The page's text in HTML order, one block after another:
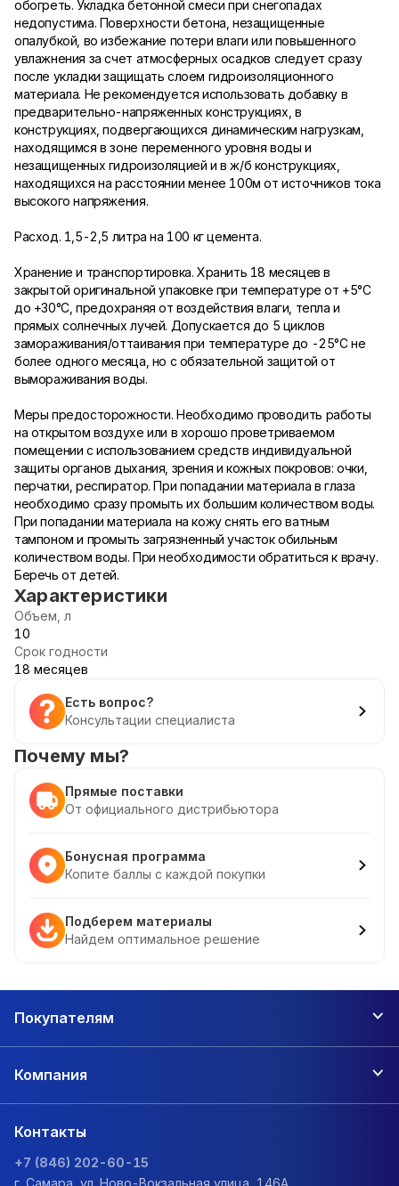
обогреть. Укладка бетонной смеси при снегопадах
недопустима. Поверхности бетона, незащищенные
опалубкой, во избежание потери влаги или повышенного
увлажнения за счет атмосферных осадков следует сразу
после укладки защищать слоем гидроизоляционного
материала. Не рекомендуется использовать добавку в
предварительно-напряженных конструкциях, в
конструкциях, подвергающихся динамическим нагрузкам,
находящимся в зоне переменного уровня воды и
незащищенных гидроизоляцией и в ж/б конструкциях,
находящихся на расстоянии менее 100м от источников тока
высокого напряжения.
Расход. 1,5-2,5 литра на 100 кг цемента.
Хранение и транспортировка. Хранить 18 месяцев в
закрытой оригинальной упаковке при температуре от +5°С
до +30°С, предохраняя от воздействия влаги, тепла и
прямых солнечных лучей. Допускается до 5 циклов
замораживания/оттаивания при температуре до -25°С не
более одного месяца, но с обязательной защитой от
вымораживания воды.
Меры предосторожности. Необходимо проводить работы
на открытом воздухе или в хорошо проветриваемом
помещении с использованием средств индивидуальной
защиты органов дыхания, зрения и кожных покровов: очки,
перчатки, респиратор. При попадании материала в глаза
необходимо сразу промыть их большим количеством воды.
При попадании материала на кожу снять его ватным
тампоном и промыть загрязненный участок обильным
количеством воды. При необходимости обратиться к врачу.
Беречь от детей.
Характеристики
Объем, л
10
Срок годности
18 месяцев
Есть вопрос?
Консультации специалиста
Почему мы?
Прямые поставки
От официального дистрибьютора
Бонусная программа
Копите баллы с каждой покупки
Подберем материалы
Найдем оптимальное решение
Покупателям
Компания
Контакты
+7 (846) 202-60-15
г. Самара, ул. Ново-Вокзальная улица, 146А